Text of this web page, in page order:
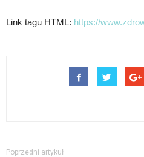
Link tagu HTML: https://
Poprzedni artykuł